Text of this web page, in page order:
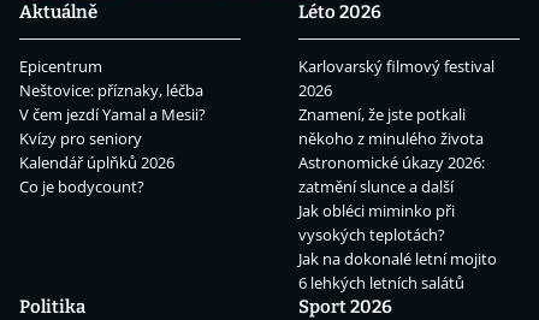
Aktuálně
Epicentrum
Neštovice: příznaky, léčba
V čem jezdí Yamal a Mesii?
Kvízy pro seniory
Kalendář úplňků 2026
Co je bodycount?
Léto 2026
Karlovarský filmový festival
2026
Znamení, že jste potkali
někoho z minulého života
Astronomické úkazy 2026:
zatmění slunce a další
Jak obléci miminko při
vysokých teplotách?
Jak na dokonalé letní mojito
6 lehkých letních salátů
Politika
Sport 2026